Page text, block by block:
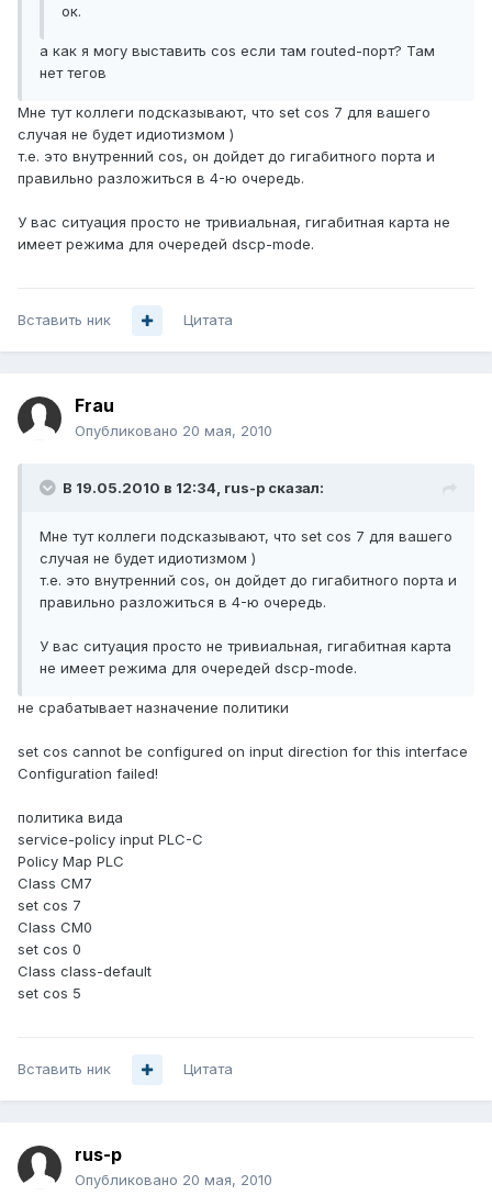
ок.
а как я могу выставить cos если там routed-порт? Там
нет тегов
Мне тут коллеги подсказывают, что set cos 7 для вашего
случая не будет идиотизмом )
т.е. это внутренний cos, он дойдет до гигабитного порта и
правильно разложиться в 4-ю очередь.
У вас ситуация просто не тривиальная, гигабитная карта не
имеет режима для очередей dscp-mode.
Вставить ник Цитата
Frau
Опубликовано 20 мая, 2010
В 19.05.2010 в 12:34, rus-p сказал:
Мне тут коллеги подсказывают, что set cos 7 для вашего
случая не будет идиотизмом )
т.е. это внутренний cos, он дойдет до гигабитного порта и
правильно разложиться в 4-ю очередь.
У вас ситуация просто не тривиальная, гигабитная карта
не имеет режима для очередей dscp-mode.
не срабатывает назначение политики
set cos cannot be configured on input direction for this interface
Configuration failed!
политика вида
service-policy input PLC-C
Policy Map PLC
Class CM7
set cos 7
Class CM0
set cos 0
Class class-default
set cos 5
Вставить ник Цитата
rus-p
Опубликовано 20 мая, 2010